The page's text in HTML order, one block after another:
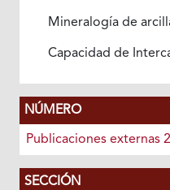
Mineralogía de
Capacidad de
NÚMERO
Publicaciones externas
SECCIÓN